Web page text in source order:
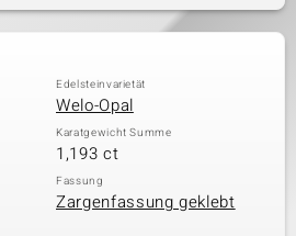
Edelsteinvarietät
Welo-Opal
Karatgewicht Summe
1,193 ct
Fassung
Zargenfassung geklebt